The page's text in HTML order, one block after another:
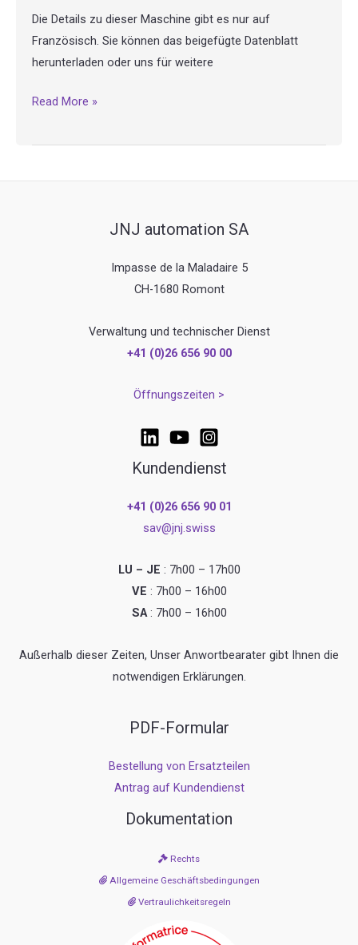
Die Details zu dieser Maschine gibt es nur auf
Französisch. Sie können das beigefügte Datenblatt
herunterladen oder uns für weitere
LP6
Brettwaschmaschine
Read More »
JNJ automation SA
Impasse de la Maladaire 5
CH-1680 Romont
Verwaltung und technischer Dienst
+41 (0)26 656 90 00
Öffnungszeiten >
Kundendienst
+41 (0)26 656 90 01
sav@jnj.swiss
LU – JE : 7h00 – 17h00
VE : 7h00 – 16h00
SA: 7h00 – 16h00
Außerhalb dieser Zeiten, Unser Anwortbearater gibt Ihnen die
notwendigen Erklärungen.
PDF-Formular
Bestellung von Ersatzteilen
Antrag auf Kundendienst
Dokumentation
Rechts
Allgemeine Geschäftsbedingungen
Vertraulichkeitsregeln